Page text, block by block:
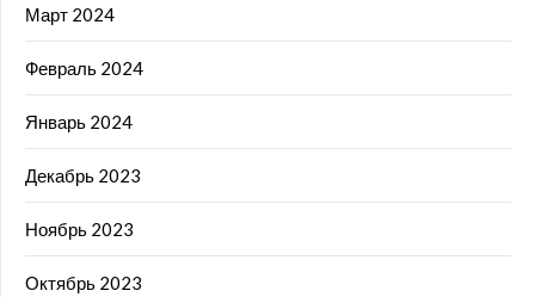
Март 2024
Февраль 2024
Январь 2024
Декабрь 2023
Ноябрь 2023
Октябрь 2023